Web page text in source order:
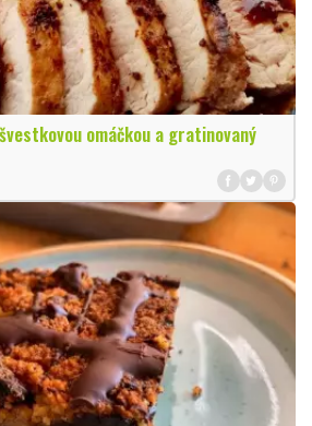
omáčkou a gratinovaný